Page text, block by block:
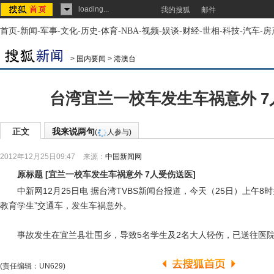
loading... 我的搜狐 邮件
首页-新闻-军事-文化-历史-体育-NBA-视频-娱谈-财经-世相-科技-汽车-房
> 国内要闻 > 港澳台
台湾宜兰一校车发生车祸意外
正文 我来说两句( 人参与)
2012年12月25日09:47 来源： 中国新闻网
原标题 [宜兰一校车发生车祸意外 7人受伤送医]
中新网12月25日电 据台湾TVBS新闻台报道，今天（25日）上午8时
教育学生”交通车，发生车祸意外。
事故发生在宜兰县壮围乡，导致5名学生及2名大人轻伤，已送往医
(责任编辑：UN629)